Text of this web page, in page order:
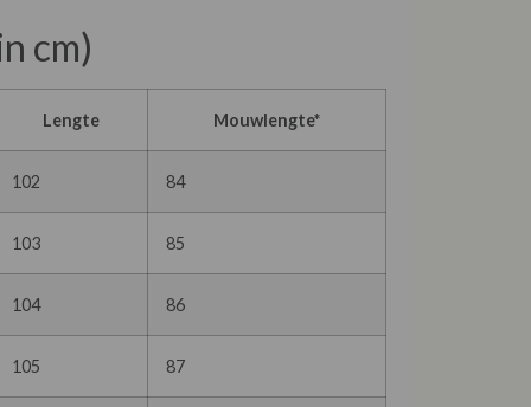
cm)
Lengte Mouwlengte*
102 84
103 85
104 86
105 87